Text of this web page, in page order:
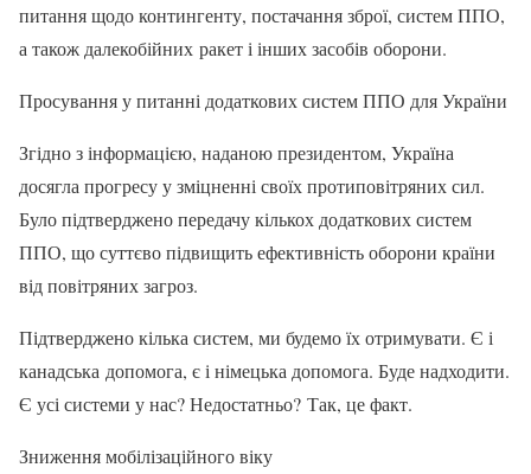
питання щодо контингенту, постачання зброї, систем ППО,
а також далекобійних ракет і інших засобів оборони.
Просування у питанні додаткових систем ППО для України
Згідно з інформацією, наданою президентом, Україна
досягла прогресу у зміцненні своїх протиповітряних сил.
Було підтверджено передачу кількох додаткових систем
ППО, що суттєво підвищить ефективність оборони країни
від повітряних загроз.
Підтверджено кілька систем, ми будемо їх отримувати. Є і
канадська допомога, є і німецька допомога. Буде надходити.
Є усі системи у нас? Недостатньо? Так, це факт.
Зниження мобілізаційного віку